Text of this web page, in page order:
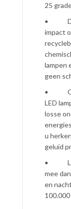
25
• De
impact
lampen
geen
•
LED
losse
u
geluid
•
mee
en